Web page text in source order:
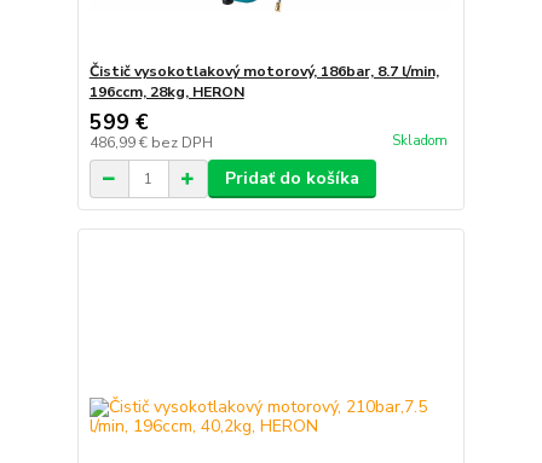
Čistič vysokotlakový motorový, 186bar, 8.7 l/min,
196ccm, 28kg, HERON
599 €
486,99 € bez DPH Skladom
Pridať do košíka